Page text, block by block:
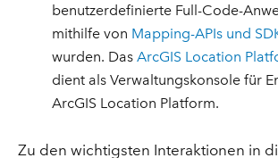
benutzerdefinierte Full-Code-
mithilfe von Mapping-APIs und
wurden. DasArcGIS Location
dient als Verwaltungskonsole für
ArcGIS Location Platform.
Zu den wichtigsten Interaktionen in